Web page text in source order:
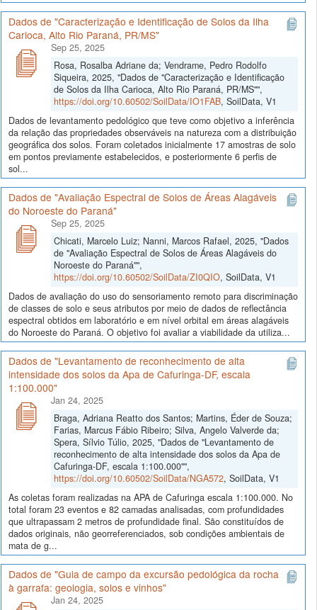
Dados de "Caracterização e Identificação de Solos da Ilha
Carioca, Alto Rio Paraná, PR/MS"
Sep 25, 2025
Rosa, Rosalba Adriane da; Vendrame, Pedro Rodolfo
Siqueira, 2025, "Dados de "Caracterização e Identificação
de Solos da Ilha Carioca, Alto Rio Paraná, PR/MS"",
https://doi.org/10.60502/SoilData/IO1FAB, SoilData, V1
Dados de levantamento pedológico que teve como objetivo a inferência
da relação das propriedades observáveis na natureza com a distribuição
geográfica dos solos. Foram coletados inicialmente 17 amostras de solo
em pontos previamente estabelecidos, e posteriormente 6 perfis de
sol...
Dados de "Avaliação Espectral de Solos de Áreas Alagáveis
do Noroeste do Paraná"
Sep 25, 2025
Chicati, Marcelo Luiz; Nanni, Marcos Rafael, 2025, "Dados
de "Avaliação Espectral de Solos de Áreas Alagáveis do
Noroeste do Paraná"",
https://doi.org/10.60502/SoilData/ZI0QIO, SoilData, V1
Dados de avaliação do uso do sensoriamento remoto para discriminação
de classes de solo e seus atributos por meio de dados de reflectância
espectral obtidos em laboratório e em nível orbital em áreas alagáveis
do Noroeste do Paraná. O objetivo foi avaliar a viabilidade da utiliza...
Dados de "Levantamento de reconhecimento de alta
intensidade dos solos da Apa de Cafuringa-DF, escala
1:100.000"
Jan 24, 2025
Braga, Adriana Reatto dos Santos; Martins, Éder de Souza;
Farias, Marcus Fábio Ribeiro; Silva, Angelo Valverde da;
Spera, Sílvio Túlio, 2025, "Dados de "Levantamento de
reconhecimento de alta intensidade dos solos da Apa de
Cafuringa-DF, escala 1:100.000"",
https://doi.org/10.60502/SoilData/NGA572, SoilData, V1
As coletas foram realizadas na APA de Cafuringa escala 1:100.000. No
total foram 23 eventos e 82 camadas analisadas, com profundidades
que ultrapassam 2 metros de profundidade final. São constituídos de
dados originais, não georreferenciados, sob condições ambientais de
mata de g...
Dados de "Guia de campo da excursão pedológica da rocha
à garrafa: geologia, solos e vinhos"
Jan 24, 2025